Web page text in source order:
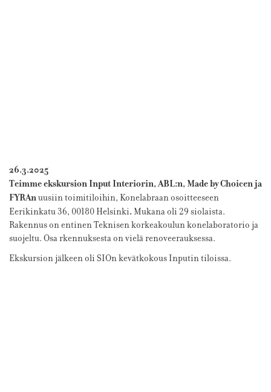
26.3.2025
Teimme ekskursion Input Interiorin, ABL:n, Made by Choicen ja
FYRAnuusiin toimitiloihin, Konelabraan osoitteeseen
Eerikinkatu 36, 00180 Helsinki. Mukana oli 29 siolaista.
Rakennus on entinen Teknisen korkeakoulun konelaboratorio ja
suojeltu. Osa rkennuksesta on vielä renoveerauksessa.
Ekskursion jälkeen oli SIOn kevätkokous Inputin tiloissa.